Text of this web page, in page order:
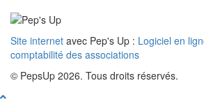
Site internet avec Pep's Up : Logiciel en
comptabilité des associations
© PepsUp 2026. Tous droits réservés.